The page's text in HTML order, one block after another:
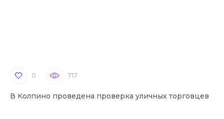
0 717
В Колпино проведена проверка уличных торговцев